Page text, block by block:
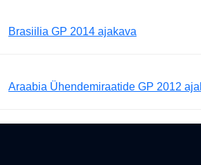
Brasiilia GP 2014 ajakava
Araabia Ühendemiraatide GP 2012